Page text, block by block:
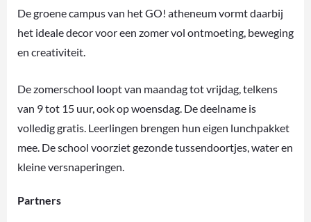
De groene campus van het GO! atheneum vormt daarbij
het ideale decor voor een zomer vol ontmoeting, beweging
en creativiteit.
De zomerschool loopt van maandag tot vrijdag, telkens
van 9 tot 15 uur, ook op woensdag. De deelname is
volledig gratis. Leerlingen brengen hun eigen lunchpakket
mee. De school voorziet gezonde tussendoortjes, water en
kleine versnaperingen.
Partners